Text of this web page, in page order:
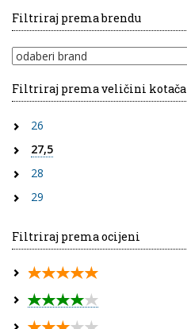
Filtriraj prema brendu
Filtriraj prema veličini kotača
26
27,5
28
29
Filtriraj prema ocijeni